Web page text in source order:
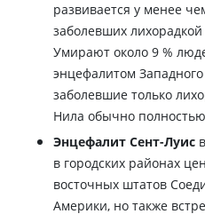
развивается у менее
заболевших
Умирают около 9 %
энцефалитом
заболевшие только
Нила обычно
Энцефалит Сент-Луис
в городских районах
восточных штатов
Америки, но также